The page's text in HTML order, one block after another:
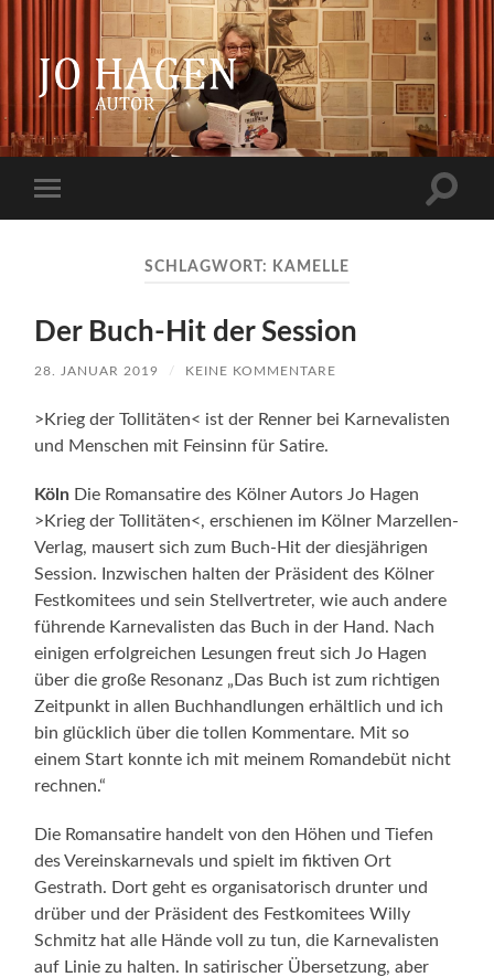
Jo
Hagen
Menü
SCHLAGWORT: KAMELLE
Der Buch-Hit der Session
28. JANUAR 2019 / KEINE KOMMENTARE
>Krieg der Tollitäten< ist der Renner bei Karnevalisten
und Menschen mit Feinsinn für Satire.
Köln Die Romansatire des Kölner Autors Jo Hagen
>Krieg der Tollitäten<, erschienen im Kölner Marzellen-
Verlag, mausert sich zum Buch-Hit der diesjährigen
Session. Inzwischen halten der Präsident des Kölner
Festkomitees und sein Stellvertreter, wie auch andere
führende Karnevalisten das Buch in der Hand. Nach
einigen erfolgreichen Lesungen freut sich Jo Hagen
über die große Resonanz „Das Buch ist zum richtigen
Zeitpunkt in allen Buchhandlungen erhältlich und ich
bin glücklich über die tollen Kommentare. Mit so
einem Start konnte ich mit meinem Romandebüt nicht
rechnen.“
Die Romansatire handelt von den Höhen und Tiefen
des Vereinskarnevals und spielt im fiktiven Ort
Gestrath. Dort geht es organisatorisch drunter und
drüber und der Präsident des Festkomitees Willy
Schmitz hat alle Hände voll zu tun, die Karnevalisten
auf Linie zu halten. In satirischer Übersetzung, aber